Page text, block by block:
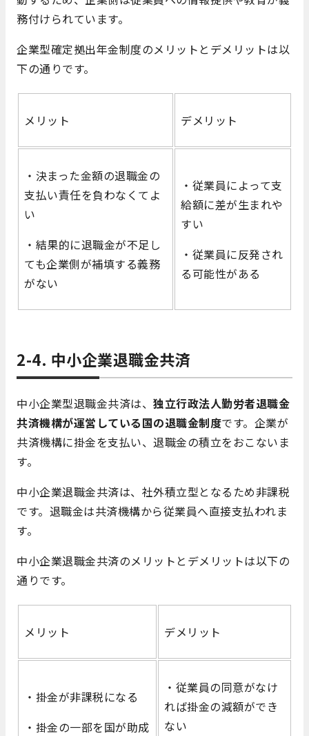
務付けられています。
企業型確定拠出年金制度のメリットとデメリットは以
下の通りです。
メリット デメリット
・決まった金額の退職金の
支払い責任を負わなくてよ
い
・結果的に退職金が不足し
ても企業側が補填する義務
がない
・従業員によって支
給額に差が生まれや
すい
・従業員に反発され
る可能性がある
2-4. 中小企業退職金共済
中小企業型退職金共済は、 独立行政法人勤労者退職金
共済機構が運営している国の退職金制度です。企業が
共済機構に掛金を支払い、退職金の積立をおこないま
す。
中小企業退職金共済は、社外積立型となるため非課税
です。退職金は共済機構から従業員へ直接支払われま
す。
中小企業退職金共済のメリットとデメリットは以下の
通りです。
メリット デメリット
・掛金が非課税になる
・掛金の一部を国が助成
・従業員の同意がなけ
れば掛金の減額ができ
ない